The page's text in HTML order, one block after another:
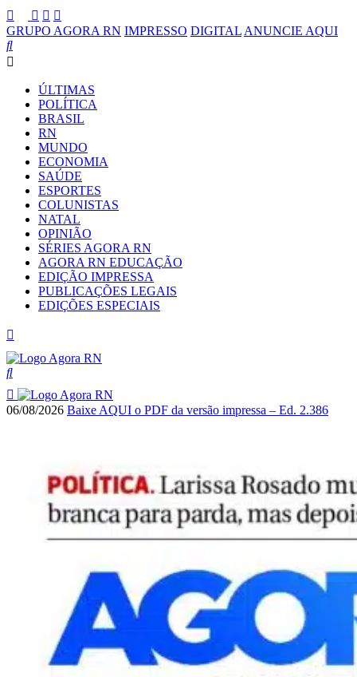
GRUPO AGORA RN IMPRESSO DIGITAL ANUNCIE AQUI
ÚLTIMAS
POLÍTICA
BRASIL
RN
MUNDO
ECONOMIA
SAÚDE
ESPORTES
COLUNISTAS
NATAL
OPINIÃO
SÉRIES AGORA RN
AGORA RN EDUCAÇÃO
EDIÇÃO IMPRESSA
PUBLICAÇÕES LEGAIS
EDIÇÕES ESPECIAIS
06/08/2026 Baixe AQUI o PDF da versão impressa – Ed. 2.386